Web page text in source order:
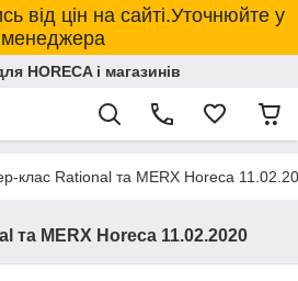
від цін на сайті.Уточнюйте у
менеджера
HORECA і магазинів
клас Rational та MERX Horeca
та MERX Horeca 11.02.2020